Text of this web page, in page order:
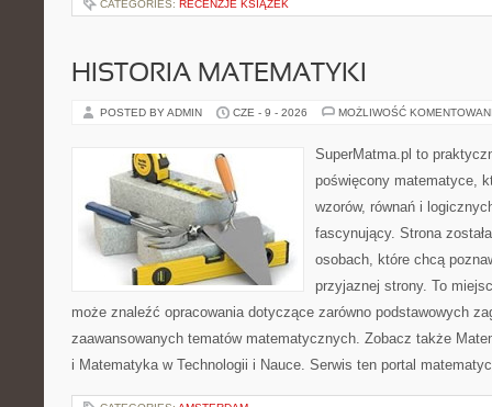
CATEGORIES: RECENZJE KSIĄŻEK
HISTORIA MATEMATYKI
POSTED BY ADMIN CZE - 9 - 2026 MOŻLIWOŚĆ
SuperMatma.pl to
poświęcony matematyce,
wzorów, równań i
fascynujący. Strona
osobach, które chcą
przyjaznej strony. To
może znaleźć opracowania dotyczące zarówno podstawowych
zaawansowanych tematów matematycznych. Zobacz także
i Matematyka w Technologii i Nauce. Serwis ten portal